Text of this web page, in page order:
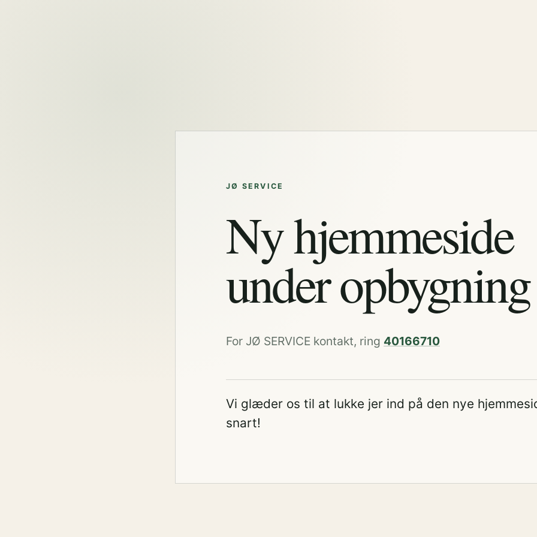
JØ SERVICE
Ny hjemmeside
under opbygning
For JØ SERVICE kontakt, ring 40166710
Vi glæder os til at lukke jer ind på den nye
snart!